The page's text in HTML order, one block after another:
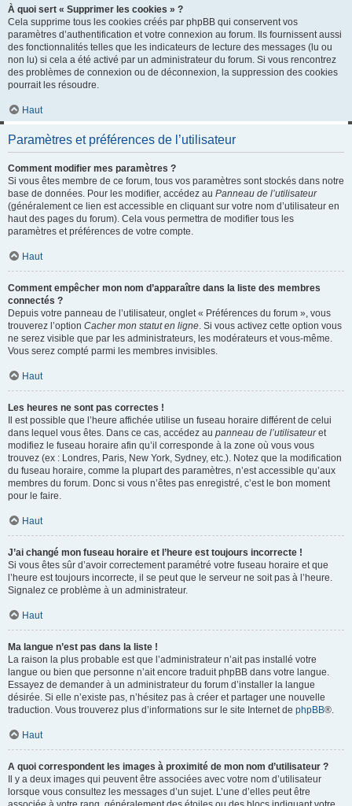
À quoi sert « Supprimer les cookies » ?
Cela supprime tous les cookies créés par phpBB qui conservent vos
paramètres d’authentification et votre connexion au forum. Ils fournissent aussi
des fonctionnalités telles que les indicateurs de lecture des messages (lu ou
non lu) si cela a été activé par un administrateur du forum. Si vous rencontrez
des problèmes de connexion ou de déconnexion, la suppression des cookies
pourrait les résoudre.
Haut
Paramètres et préférences de l’utilisateur
Comment modifier mes paramètres ?
Si vous êtes membre de ce forum, tous vos paramètres sont stockés dans notre
base de données. Pour les modifier, accédez au Panneau de l’utilisateur
(généralement ce lien est accessible en cliquant sur votre nom d’utilisateur en
haut des pages du forum). Cela vous permettra de modifier tous les
paramètres et préférences de votre compte.
Haut
Comment empêcher mon nom d’apparaître dans la liste des membres
connectés ?
Depuis votre panneau de l’utilisateur, onglet « Préférences du forum », vous
trouverez l’option Cacher mon statut en ligne. Si vous activez cette option vous
ne serez visible que par les administrateurs, les modérateurs et vous-même.
Vous serez compté parmi les membres invisibles.
Haut
Les heures ne sont pas correctes !
Il est possible que l’heure affichée utilise un fuseau horaire différent de celui
dans lequel vous êtes. Dans ce cas, accédez au panneau de l’utilisateuret
modifiez le fuseau horaire afin qu’il corresponde à la zone où vous vous
trouvez (ex : Londres, Paris, New York, Sydney, etc.). Notez que la modification
du fuseau horaire, comme la plupart des paramètres, n’est accessible qu’aux
membres du forum. Donc si vous n’êtes pas enregistré, c’est le bon moment
pour le faire.
Haut
J’ai changé mon fuseau horaire et l’heure est toujours incorrecte !
Si vous êtes sûr d’avoir correctement paramétré votre fuseau horaire et que
l’heure est toujours incorrecte, il se peut que le serveur ne soit pas à l’heure.
Signalez ce problème à un administrateur.
Haut
Ma langue n’est pas dans la liste !
La raison la plus probable est que l’administrateur n’ait pas installé votre
langue ou bien que personne n’ait encore traduit phpBB dans votre langue.
Essayez de demander à un administrateur du forum d’installer la langue
désirée. Si elle n’existe pas, n’hésitez pas à créer et partager une nouvelle
traduction. Vous trouverez plus d’informations sur le site Internet de phpBB®.
Haut
A quoi correspondent les images à proximité de mon nom d’utilisateur ?
Il y a deux images qui peuvent être associées avec votre nom d’utilisateur
lorsque vous consultez les messages d’un sujet. L’une d’elles peut être